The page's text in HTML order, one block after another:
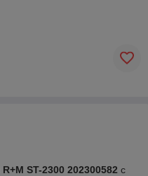
R+M ST-2300 202300582 с